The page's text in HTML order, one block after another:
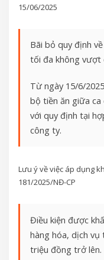
15/06/2025
Bãi bỏ quy định
tối đa không vượt
Từ ngày 15/6/
bộ tiền ăn giữa ca
với quy định tại
công ty.
Lưu ý về việc áp dụng
181/2025/NĐ-CP
Điều kiện được
hàng hóa, dịch
triệu đồng trở lên.